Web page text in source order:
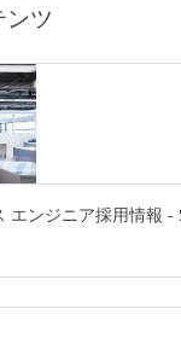
ツ
エンジニア採用情報